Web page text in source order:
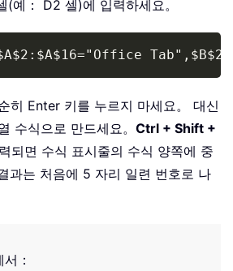
(예： D2 셀)에 입력하세요。
Copy
히 Enter 키를 누르지 마세요。 대신
수식으로 만드세요。 Ctrl + Shift +
되면 수식 표시줄의 수식 양쪽에 중
과는 처음에 5 자리 일련 번호로 나
：